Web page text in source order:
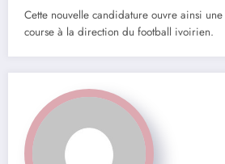
Cette nouvelle candidature ouvre ainsi
course à la direction du football ivoirien.